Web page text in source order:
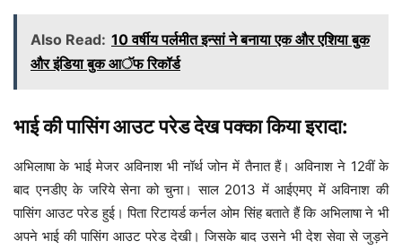
Also Read: 10 वर्षीय पर्लमीत इन्सां ने बनाया एक और एशिया बुक
और इंडिया बुक आॅफ रिकॉर्ड
भाई की पासिंग आउट परेड देख पक्का किया इरादा:
अभिलाषा के भाई मेजर अविनाश भी नॉर्थ जोन में तैनात हैं। अविनाश ने 12वीं के
बाद एनडीए के जरिये सेना को चुना। साल 2013 में आईएमए में अविनाश की
पासिंग आउट परेड हुई। पिता रिटायर्ड कर्नल ओम सिंह बताते हैं कि अभिलाषा ने भी
अपने भाई की पासिंग आउट परेड देखी। जिसके बाद उसने भी देश सेवा से जुड़ने